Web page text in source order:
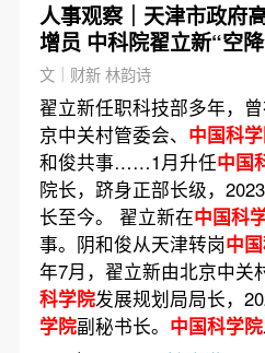
人事观察｜天津市政府
增员 中科院翟立新“空
市长
文｜财新 林韵诗
翟立新任职科技部多年，
京中关村管委会、 中国科
和俊共事……1月升任中国
院长，跻身正部长级，
长至今。 翟立新在中国科
事。阴和俊从天津转岗中
年7月，翟立新由北京中关
科学院发展规划局局长，
学院副秘书长。 中国科学院